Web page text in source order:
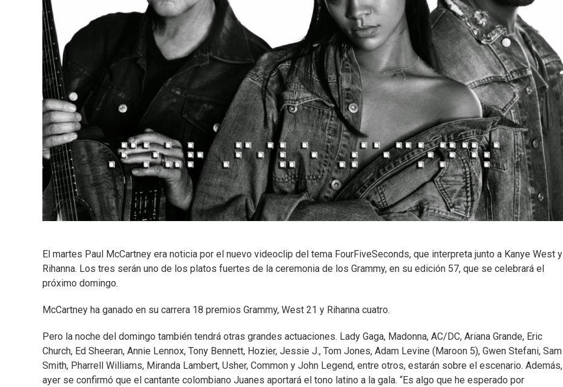
El martes Paul McCartney era noticia por el nuevo videoclip del tema FourFiveSeconds, que interpreta junto a Kanye West y
Rihanna. Los tres serán uno de los platos fuertes de la ceremonia de los Grammy, en su edición 57, que se celebrará el
próximo domingo.
McCartney ha ganado en su carrera 18 premios Grammy, West 21 y Rihanna cuatro.
Pero la noche del domingo también tendrá otras grandes actuaciones. Lady Gaga, Madonna, AC/DC, Ariana Grande, Eric
Church, Ed Sheeran, Annie Lennox, Tony Bennett, Hozier, Jessie J., Tom Jones, Adam Levine (Maroon 5), Gwen Stefani, Sam
Smith, Pharrell Williams, Miranda Lambert, Usher, Common y John Legend, entre otros, estarán sobre el escenario. Además,
ayer se confirmó que el cantante colombiano Juanes aportará el tono latino a la gala. “Es algo que he esperado por